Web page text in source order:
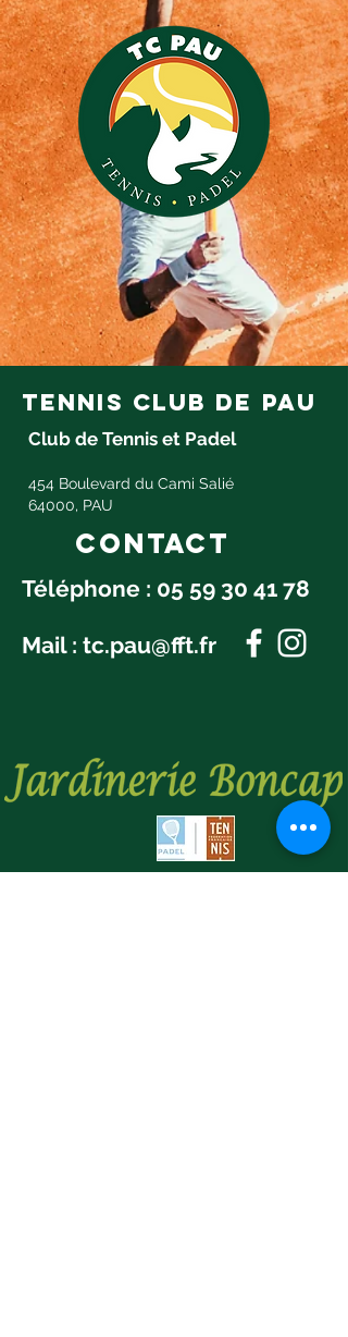
tennis club de pau
Club de Tennis et Padel
454 Boulevard du Cami Salié
64000, PAU
Contact
Téléphone : 05 59 30 41 78
Mail : tc.pau@fft.fr